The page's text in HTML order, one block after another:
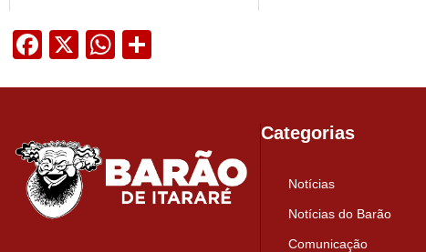
Facebook
X WhatsApp
Categorias
Notícias
Notícias do Barão
Comunicação